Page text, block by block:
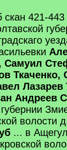
скан 421-443
Самуил
Ткаченко,
Лазарев
Андреев
волости
... в